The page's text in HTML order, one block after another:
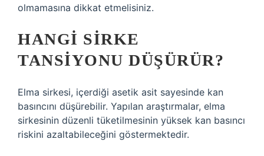
olmamasına dikkat etmelisiniz.
HANGI SIRKE
TANSIYONU DÜŞÜRÜR?
Elma sirkesi, içerdiği asetik asit sayesinde kan
basıncını düşürebilir. Yapılan araştırmalar, elma
sirkesinin düzenli tüketilmesinin yüksek kan basıncı
riskini azaltabileceğini göstermektedir.